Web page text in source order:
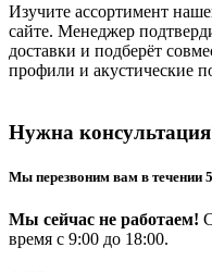
Изучите ассортимент
сайте. Менеджер
доставки и подберёт
профили и акустические
Нужна
Мы перезвоним вам в течении
Мы сейчас не работаем!
время с 9:00 до 18:00.